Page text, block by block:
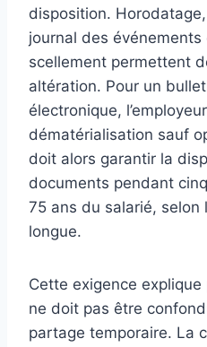
disposition.
journal des
scellement permettent
altération. Pour un
électronique,
dématérialisation sauf
doit alors garantir la
documents pendant
75 ans du salarié, selon
longue.
Cette exigence
ne doit pas être
partage temporaire. La